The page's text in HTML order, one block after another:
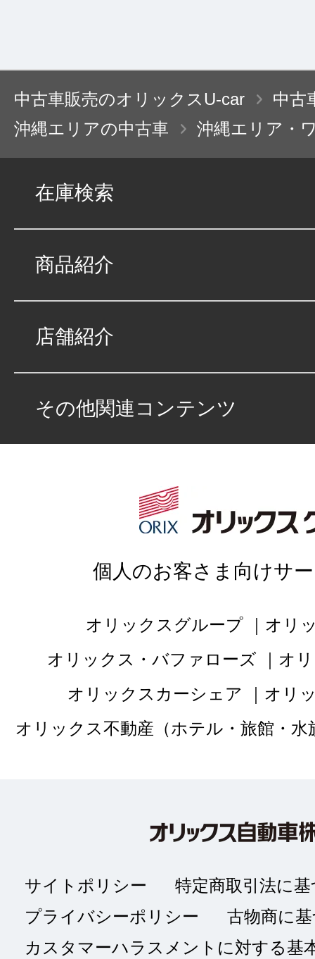
2022/06/12
販売店の評価
接客：5｜ 雰囲
品質： 5｜ 説明：
した。
★★★★★
5
とても良い。
nagi
品質： 5｜ 説明：
車の状態がとても
で分かりやすかっ
中古車販売のオリックスU-car
中古
沖縄エリアの中古車
沖縄エリア・
在庫検索
商品紹介
店舗紹介
その他関連コンテンツ
個人のお客さま向けサ
オリックスグループ
オリ
オリックス・バファローズ
オ
オリックスカーシェア
オリ
オリックス不動産（ホテル・旅館・
サイトポリシー
特定商取引法に
プライバシーポリシー
古物商に
カスタマーハラスメントに対する基